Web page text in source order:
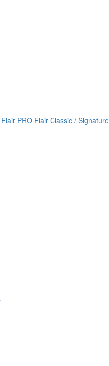
Flair PRO Flair Classic / Signature